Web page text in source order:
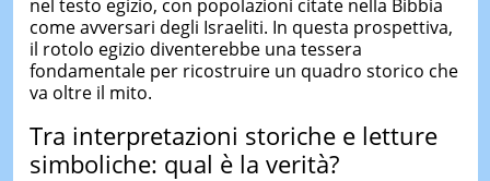
nel testo egizio, con popolazioni citate nella Bibbia
come avversari degli Israeliti. In questa prospettiva,
il rotolo egizio diventerebbe una tessera
fondamentale per ricostruire un quadro storico che
va oltre il mito.
Tra interpretazioni storiche e letture
simboliche: qual è la verità?